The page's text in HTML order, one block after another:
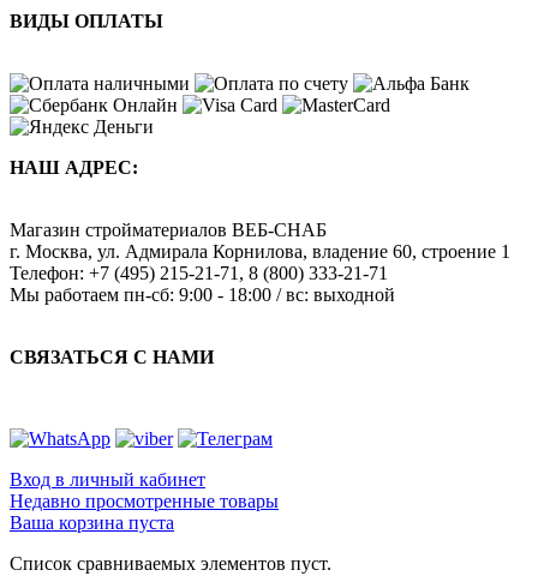
ВИДЫ ОПЛАТЫ
НАШ АДРЕС:
Магазин стройматериалов ВЕБ-СНАБ
г. Москва, ул. Адмирала Корнилова, владение 60, строение 1
Телефон: +7 (495) 215-21-71 , 8 (800) 333-21-71
Мы работаем пн-сб: 9:00 - 18:00 / вс: выходной
СВЯЗАТЬСЯ С НАМИ
Вход в личный кабинет
Недавно просмотренные товары
Ваша корзина пуста
Список сравниваемых элементов пуст.